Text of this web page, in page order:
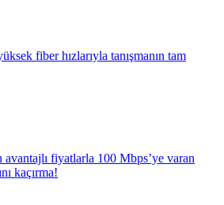
fiber hızlarıyla tanışmanın tam
fiyatlarla 100 Mbps’ye varan
kaçırma!